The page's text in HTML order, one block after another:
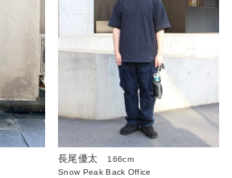
長尾優太
166cm
Snow Peak Back Office